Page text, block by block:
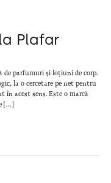
Plafar
de parfumuri și loțiuni de corp.
la o cercetare pe net pentru
acest sens. Este o marcă
[…]